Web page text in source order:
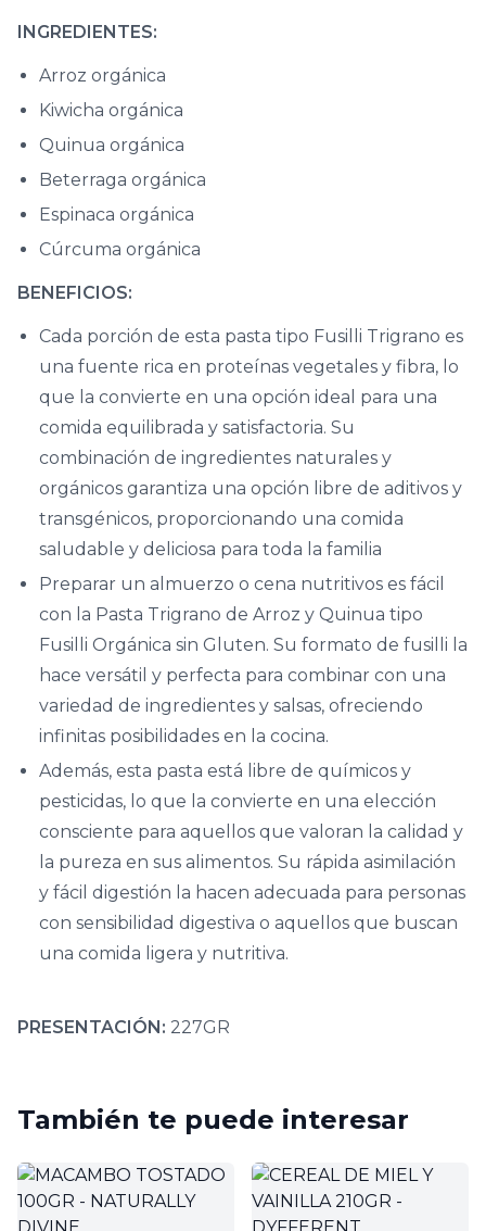
INGREDIENTES:
Arroz orgánica
Kiwicha orgánica
Quinua orgánica
Beterraga orgánica
Espinaca orgánica
Cúrcuma orgánica
BENEFICIOS:
Cada porción de esta pasta tipo Fusilli Trigrano es
una fuente rica en proteínas vegetales y fibra, lo
que la convierte en una opción ideal para una
comida equilibrada y satisfactoria. Su
combinación de ingredientes naturales y
orgánicos garantiza una opción libre de aditivos y
transgénicos, proporcionando una comida
saludable y deliciosa para toda la familia
Preparar un almuerzo o cena nutritivos es fácil
con la Pasta Trigrano de Arroz y Quinua tipo
Fusilli Orgánica sin Gluten. Su formato de fusilli la
hace versátil y perfecta para combinar con una
variedad de ingredientes y salsas, ofreciendo
infinitas posibilidades en la cocina.
Además, esta pasta está libre de químicos y
pesticidas, lo que la convierte en una elección
consciente para aquellos que valoran la calidad y
la pureza en sus alimentos. Su rápida asimilación
y fácil digestión la hacen adecuada para personas
con sensibilidad digestiva o aquellos que buscan
una comida ligera y nutritiva.
PRESENTACIÓN: 227GR
También te puede interesar